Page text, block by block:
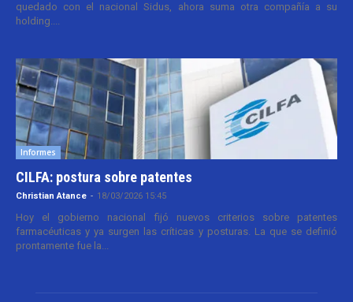
quedado con el nacional Sidus, ahora suma otra compañía a su
holding....
Informes
CILFA: postura sobre patentes
Christian Atance - 18/03/2026 15:45
Hoy el gobierno nacional fijó nuevos criterios sobre patentes
farmacéuticas y ya surgen las críticas y posturas. La que se definió
prontamente fue la...